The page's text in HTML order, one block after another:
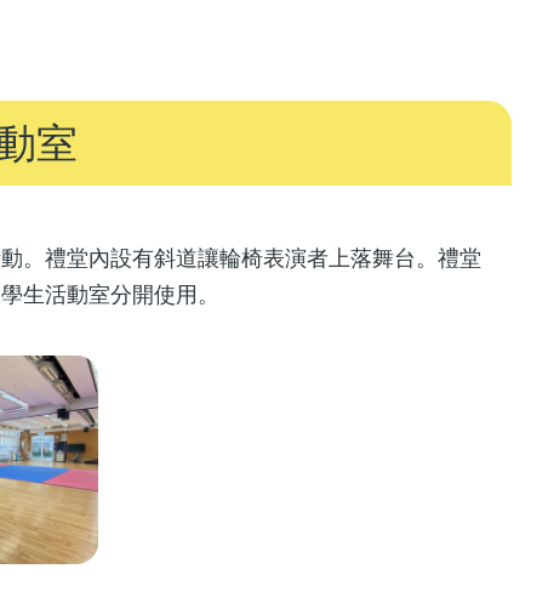
室
。禮堂內設有斜道讓輪椅表演者上落舞台。禮堂
生活動室分開使用。